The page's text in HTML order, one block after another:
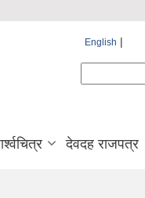
English
देवदह राजपत्र